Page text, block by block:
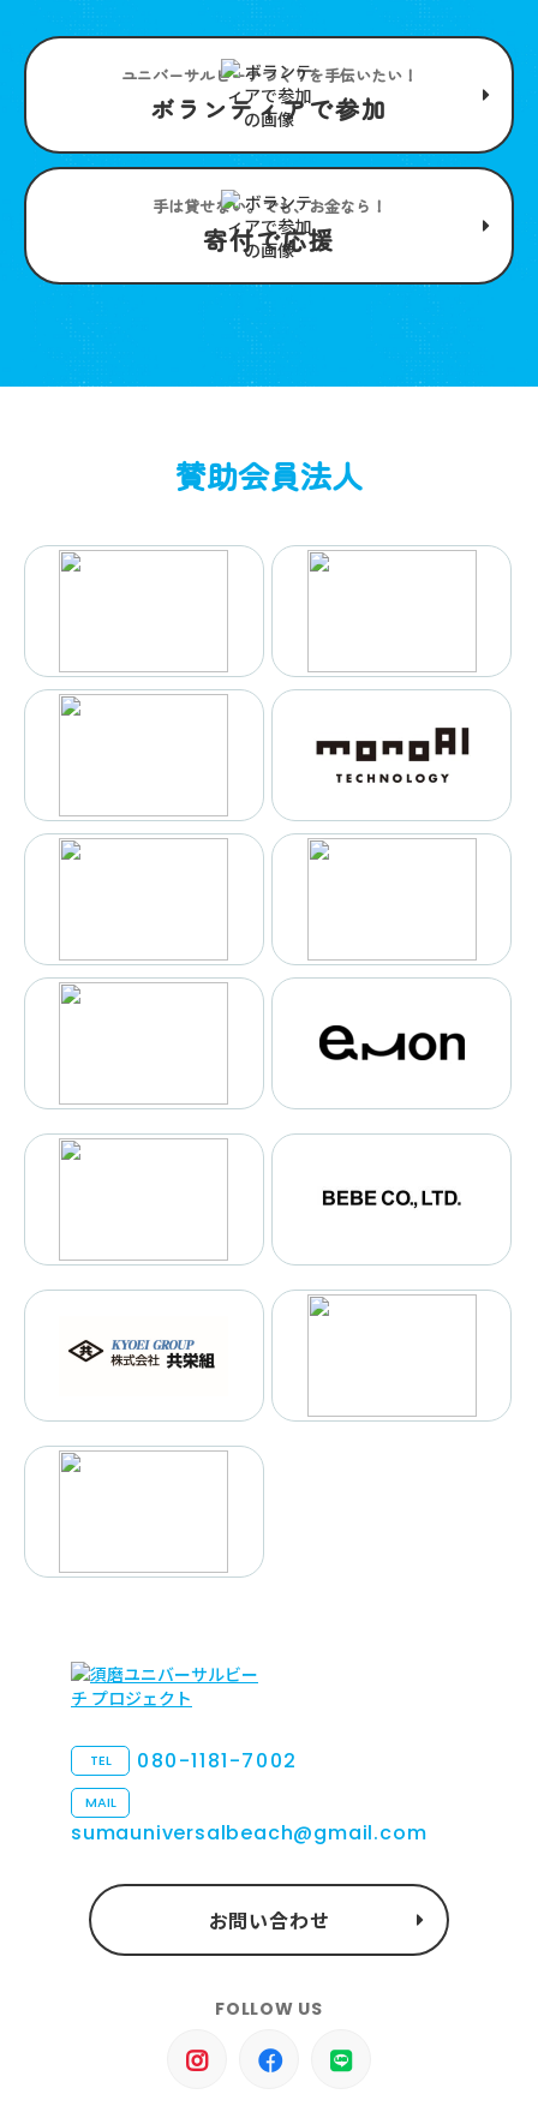
ユニバーサルビーチつくりを手伝いたい！
ボランティアで参加
手は貸せない。でも、お金なら！
寄付で応援
賛助会員法人
TEL 080-1181-7002
MAIL
sumauniversalbeach@gmail.com
お問い合わせ
FOLLOW US